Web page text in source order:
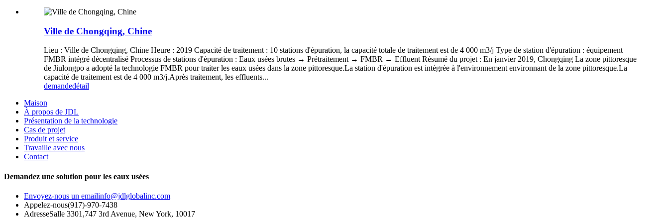
Ville de Chongqing, Chine
Lieu : Ville de Chongqing, Chine Heure : 2019 Capacité de traitement : 10 stations d'épuration, la capacité totale de traitement est de 4 000 m3/j Type de station d'épuration : équipement
FMBR intégré décentralisé Processus de stations d'épuration : Eaux usées brutes → Prétraitement → FMBR → Effluent Résumé du projet : En janvier 2019, Chongqing La zone pittoresque
de Jiulongpo a adopté la technologie FMBR pour traiter les eaux usées dans la zone pittoresque.La station d'épuration est intégrée à l'environnement environnant de la zone pittoresque.La
capacité de traitement est de 4 000 m3/j.Après traitement, les effluents...
demandedétail
Maison
À propos de JDL
Présentation de la technologie
Cas de projet
Produit et service
Travaille avec nous
Contact
Demandez une solution pour les eaux usées
Envoyez-nous un emailinfo@jdlglobalinc.com
Appelez-nous(917)-970-7438
AdresseSalle 3301,747 3rd Avenue, New York, 10017